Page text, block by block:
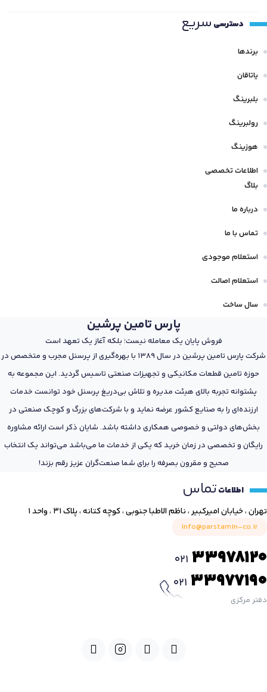
دسترسی سریع
برندها
یاتاقان
بلبرینگ
رولبرینگ
هوزینگ
اطلاعات تخصصی
بلاگ
درباره ما
تماس با ما
استعلام موجودی
استعلام اصالت
سال ساخت
پارس تامین پرشین
فروش پایان یک معامله نیست؛ بلکه آغاز یک تعهد است
شرکت پارس تامین پرشین در سال 1389 با بهره‌گیری از پرسنل مجرب و متخصص در
حوزه تامین قطعات مکانیکی و تجهیزات صنعتی تاسیس گردید. این مجموعه به
پشتوانه تجربه بالای هیئت مدیره و تلاش بی‌دریغ پرسنل خود توانست خدمات
ارزنده‌ای را به صنایع کشور عرضه نماید و با شرکت‌های بزرگ و کوچک صنعتی در
بخش‌های دولتی و خصوصی همکاری داشته باشد. شایان ذکر است ارائه مشاوره
رایگان و تخصصی در زمان خرید که یکی از خدمات ما می‌باشد می‌تواند یک انتخاب
صحیح و مقرون بصرفه را برای شما صنعت‌گران عزیز رقم بزند!
اطلاعاتتماس
تهران ، خیابان امیرکبیر ، ناظم الاطبا جنوبی ، کوچه کتانه ، پلاک ۳۱ ، واحد ۱
info@parstamin-co.ir
021 33978120
021 33977190
دفتر مرکزی